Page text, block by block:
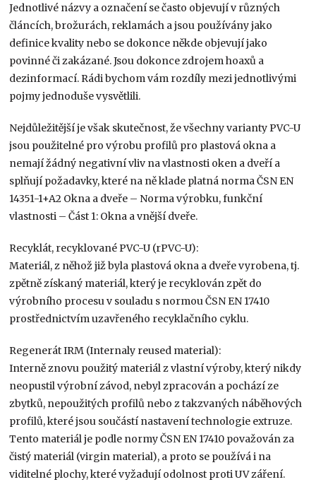
Jednotlivé názvy a označení se často objevují v různých
článcích, brožurách, reklamách a jsou používány jako
definice kvality nebo se dokonce někde objevují jako
povinné či zakázané. Jsou dokonce zdrojem hoaxů a
dezinformací. Rádi bychom vám rozdíly mezi jednotlivými
pojmy jednoduše vysvětlili.
Nejdůležitější je však skutečnost, že všechny varianty PVC-U
jsou použitelné pro výrobu profilů pro plastová okna a
nemají žádný negativní vliv na vlastnosti oken a dveří a
splňují požadavky, které na ně klade platná norma ČSN EN
14351-1+A2 Okna a dveře – Norma výrobku, funkční
vlastnosti – Část 1: Okna a vnější dveře.
Recyklát, recyklované PVC-U (rPVC-U):
Materiál, z něhož již byla plastová okna a dveře vyrobena, tj.
zpětně získaný materiál, který je recyklován zpět do
výrobního procesu v souladu s normou ČSN EN 17410
prostřednictvím uzavřeného recyklačního cyklu.
Regenerát IRM (Internaly reused material):
Interně znovu použitý materiál z vlastní výroby, který nikdy
neopustil výrobní závod, nebyl zpracován a pochází ze
zbytků, nepoužitých profilů nebo z takzvaných náběhových
profilů, které jsou součástí nastavení technologie extruze.
Tento materiál je podle normy ČSN EN 17410 považován za
čistý materiál (virgin material), a proto se používá i na
viditelné plochy, které vyžadují odolnost proti UV záření.